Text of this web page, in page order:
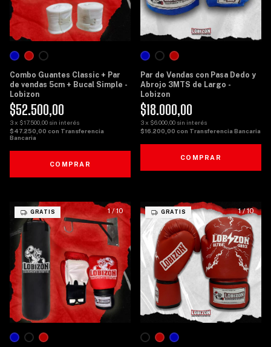
Combo Guantes Classic + Par
de vendas 5cm + Bucal Simple -
Lobizon
$52.500,00
3x $17.500,00 sin interés
$47.250,00 con Transferencia
Bancaria
COMPRAR
Par de Vendas con Pasa Dedo y
Abrojo 3MTS de Largo -
Lobizon
$18.000,00
3x $6.000,00 sin interés
$16.200,00 con Transferencia Bancaria
COMPRAR
1/ 10
GRATIS 1/10
GRATIS